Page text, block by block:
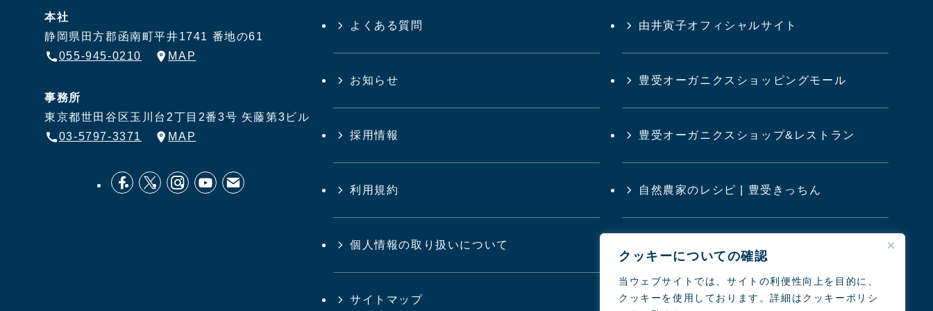
クッキーについての確認
当ウェブサイトでは、サイトの利便性向上を目的に、
クッキーを使用しております。詳細はクッキーポリシ
本社
静岡県田方郡函南町平井1741 番地の61
055-945-0210
MAP
事務所
東京都世田谷区玉川台2丁目2番3号 矢藤第3ビル
03-5797-3371
MAP
よくある質問
お知らせ
採用情報
利用規約
個人情報の取り扱いについて
サイトマップ
由井寅子オフィシャルサイト
豊受オーガニクスショッピングモール
豊受オーガニクスショップ&レストラン
自然農家のレシピ | 豊受きっちん
日本の農業と食を考えるシンポジウム